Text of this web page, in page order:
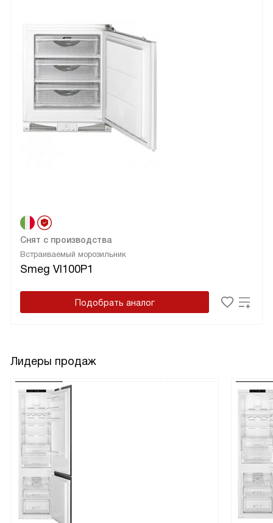
Встраиваемый морозильник
Smeg VI100P1
Снят с производства
Подобрать аналог
Лидеры продаж